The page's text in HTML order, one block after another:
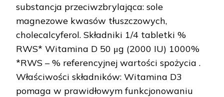
substancja przeciwzbrylająca: sole
magnezowe kwasów tłuszczowych,
cholecalcyferol. Składniki 1/4 tabletki %
RWS* Witamina D 50 μg (2000 IU) 1000%
*RWS – % referencyjnej wartości spożycia .
Właściwości składników: Witamina D3
pomaga w prawidłowym funkcjonowaniu